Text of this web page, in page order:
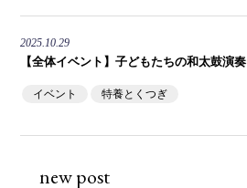
2025.10.29
【全体イベント】子どもたちの和太鼓演奏
イベント 特養とくつぎ
new post